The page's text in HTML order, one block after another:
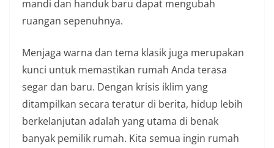
mandi dan handuk baru dapat mengubah
ruangan sepenuhnya.
Menjaga warna dan tema klasik juga merupakan
kunci untuk memastikan rumah Anda terasa
segar dan baru. Dengan krisis iklim yang
ditampilkan secara teratur di berita, hidup lebih
berkelanjutan adalah yang utama di benak
banyak pemilik rumah. Kita semua ingin rumah